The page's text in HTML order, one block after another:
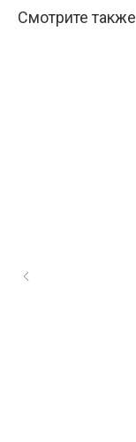
Смотрите также